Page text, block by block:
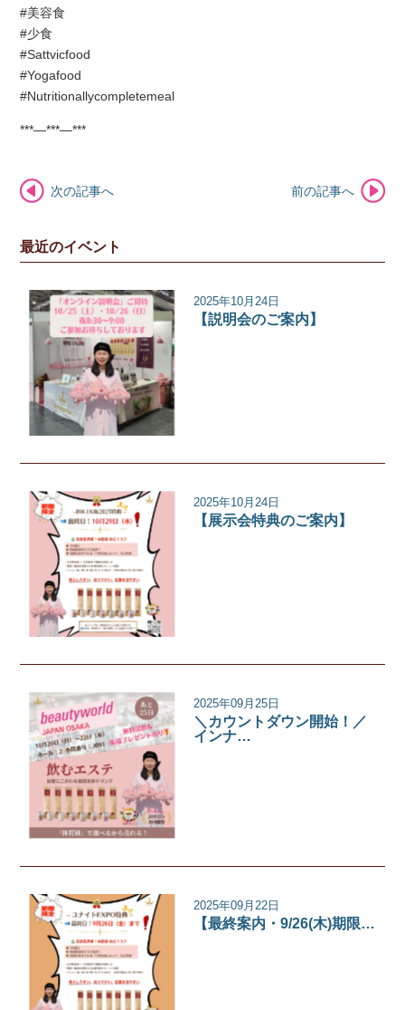
#美容食
#少食
#Sattvicfood
#Yogafood
#Nutritionallycompletemeal
***—***—***
次の記事へ 前の記事へ
最近のイベント
2025年10月24日
【説明会のご案内】
2025年10月24日
【展示会特典のご案内】
2025年09月25日
＼カウントダウン開始！／
インナ…
2025年09月22日
【最終案内・9/26(木)期限…